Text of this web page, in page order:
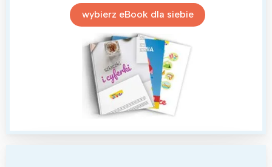
wybierz eBook dla siebie
Trójmiasto
Poznań
Wrocław
Południe
Północ
Wszystkie
Wybieram